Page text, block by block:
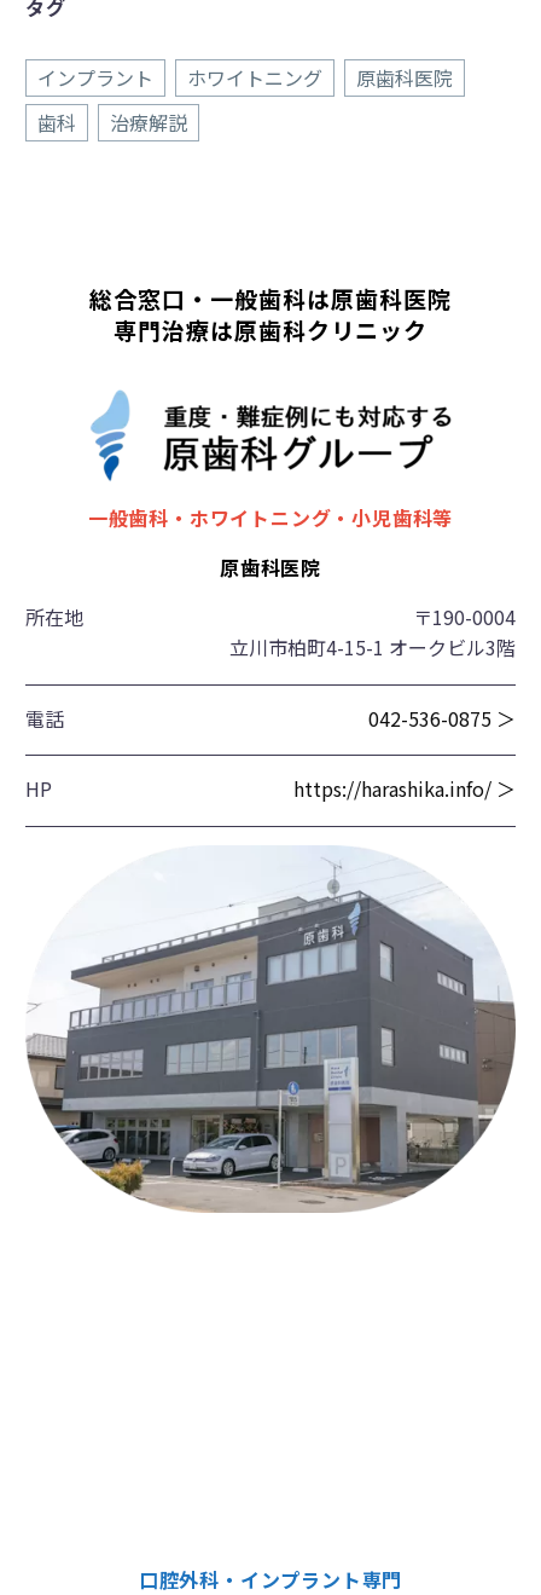
タグ
インプラント ホワイトニング
原歯科医院
歯科
治療解説
総合窓口・一般歯科は原歯科医院
専門治療は原歯科クリニック
一般歯科・ホワイトニング・小児歯科等
原歯科医院
所在地
〒190-0004
立川市柏町4-15-1 オークビル3階
電話 042-536-0875 ＞
HP https://harashika.info/ ＞
口腔外科・インプラント専門